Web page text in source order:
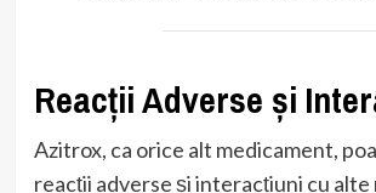
Reacții Adverse și
Azitrox, ca orice alt medicament,
reacții adverse și interacțiuni cu